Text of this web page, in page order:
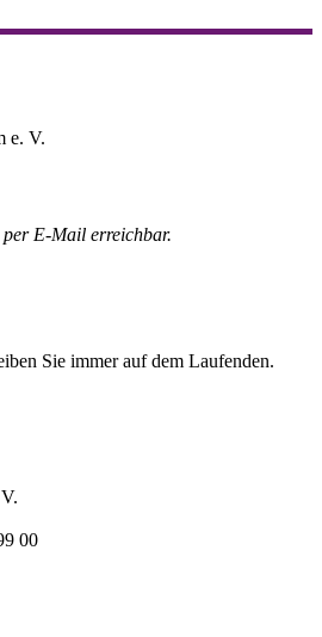
e. V.
E-Mail erreichbar.
Sie immer auf dem Laufenden.
00